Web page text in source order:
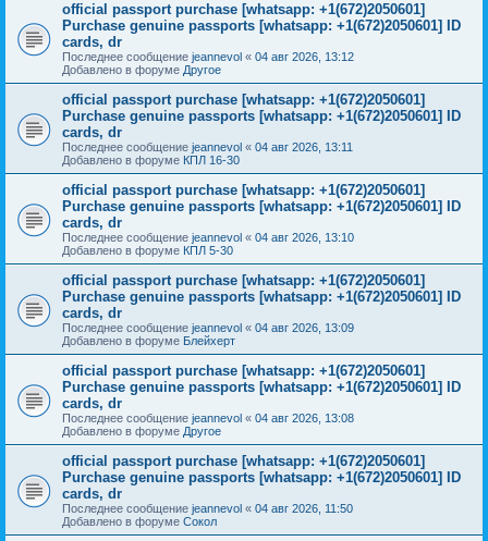
official passport purchase [whatsapp: +1(672)2050601]
Purchase genuine passports [whatsapp: +1(672)2050601] ID
cards, dr
Последнее сообщение jeannevol « 04 авг 2026, 13:12
Добавлено в форуме Другое
official passport purchase [whatsapp: +1(672)2050601]
Purchase genuine passports [whatsapp: +1(672)2050601] ID
cards, dr
Последнее сообщение jeannevol « 04 авг 2026, 13:11
Добавлено в форуме КПЛ 16-30
official passport purchase [whatsapp: +1(672)2050601]
Purchase genuine passports [whatsapp: +1(672)2050601] ID
cards, dr
Последнее сообщение jeannevol « 04 авг 2026, 13:10
Добавлено в форуме КПЛ 5-30
official passport purchase [whatsapp: +1(672)2050601]
Purchase genuine passports [whatsapp: +1(672)2050601] ID
cards, dr
Последнее сообщение jeannevol « 04 авг 2026, 13:09
Добавлено в форуме Блейхерт
official passport purchase [whatsapp: +1(672)2050601]
Purchase genuine passports [whatsapp: +1(672)2050601] ID
cards, dr
Последнее сообщение jeannevol « 04 авг 2026, 13:08
Добавлено в форуме Другое
official passport purchase [whatsapp: +1(672)2050601]
Purchase genuine passports [whatsapp: +1(672)2050601] ID
cards, dr
Последнее сообщение jeannevol « 04 авг 2026, 11:50
Добавлено в форуме Сокол